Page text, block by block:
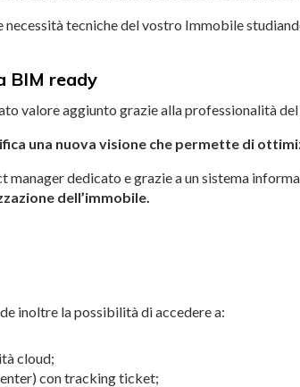
tecniche del vostro Immobile
BIM ready
valore aggiunto grazie alla professionalità
una nuova visione che permette di
manager dedicato e grazie a un sistema
dell’immobile.
inoltre la possibilità di accedere a:
cloud;
con tracking ticket;